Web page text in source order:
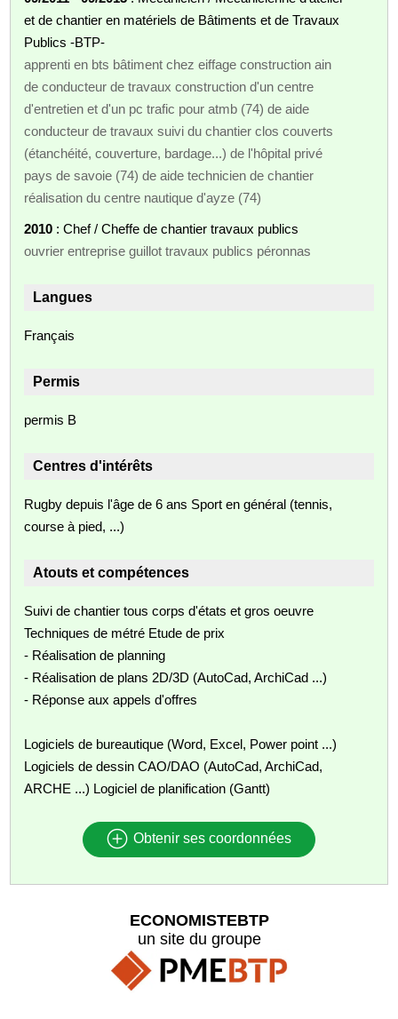
et de chantier en matériels de Bâtiments et de Travaux
Publics -BTP-
apprenti en bts bâtiment chez eiffage construction ain
de conducteur de travaux construction d'un centre
d'entretien et d'un pc trafic pour atmb (74) de aide
conducteur de travaux suivi du chantier clos couverts
(étanchéité, couverture, bardage...) de l'hôpital privé
pays de savoie (74) de aide technicien de chantier
réalisation du centre nautique d'ayze (74)
2010 : Chef / Cheffe de chantier travaux publics
ouvrier entreprise guillot travaux publics péronnas
Langues
Français
Permis
permis B
Centres d'intérêts
Rugby depuis l'âge de 6 ans Sport en général (tennis,
course à pied, ...)
Atouts et compétences
Suivi de chantier tous corps d'états et gros oeuvre
Techniques de métré Etude de prix
- Réalisation de planning
- Réalisation de plans 2D/3D (AutoCad, ArchiCad ...)
- Réponse aux appels d'offres
Logiciels de bureautique (Word, Excel, Power point ...)
Logiciels de dessin CAO/DAO (AutoCad, ArchiCad,
ARCHE ...) Logiciel de planification (Gantt)
Obtenir ses coordonnées
ECONOMISTEBTP
un site du groupe